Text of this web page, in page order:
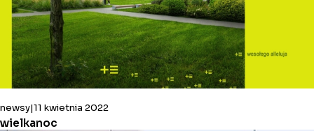
newsy 11 kwietnia 2022
wielkanoc